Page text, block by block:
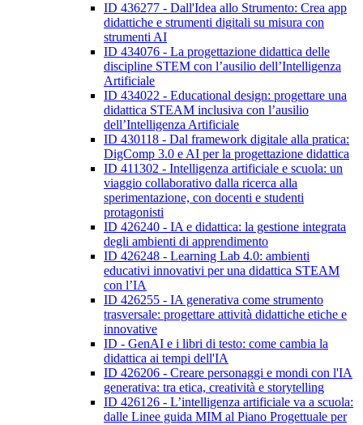
ID 436277 - Dall'Idea allo Strumento: Crea app
didattiche e strumenti digitali su misura con
strumenti AI
ID 434076 - La progettazione didattica delle
discipline STEM con l’ausilio dell’Intelligenza
Artificiale
ID 434022 - Educational design: progettare una
didattica STEAM inclusiva con l’ausilio
dell’Intelligenza Artificiale
ID 430118 - Dal framework digitale alla pratica:
DigComp 3.0 e AI per la progettazione didattica
ID 411302 - Intelligenza artificiale e scuola: un
viaggio collaborativo dalla ricerca alla
sperimentazione, con docenti e studenti
protagonisti
ID 426240 - IA e didattica: la gestione integrata
degli ambienti di apprendimento
ID 426248 - Learning Lab 4.0: ambienti
educativi innovativi per una didattica STEAM
con l’IA
ID 426255 - IA generativa come strumento
trasversale: progettare attività didattiche etiche e
innovative
ID - GenAI e i libri di testo: come cambia la
didattica ai tempi dell'IA
ID 426206 - Creare personaggi e mondi con l'IA
generativa: tra etica, creatività e storytelling
ID 426126 - L’intelligenza artificiale va a scuola:
dalle Linee guida MIM al Piano Progettuale per